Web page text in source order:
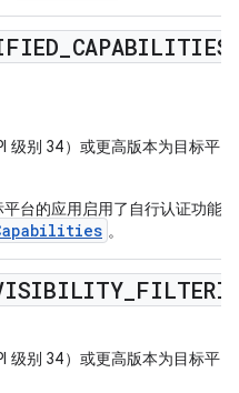
CAPABILITIES
级别 34）或更高版本为目标平
台的应用启用了自行认证功能
。
_
级别 34）或更高版本为目标平